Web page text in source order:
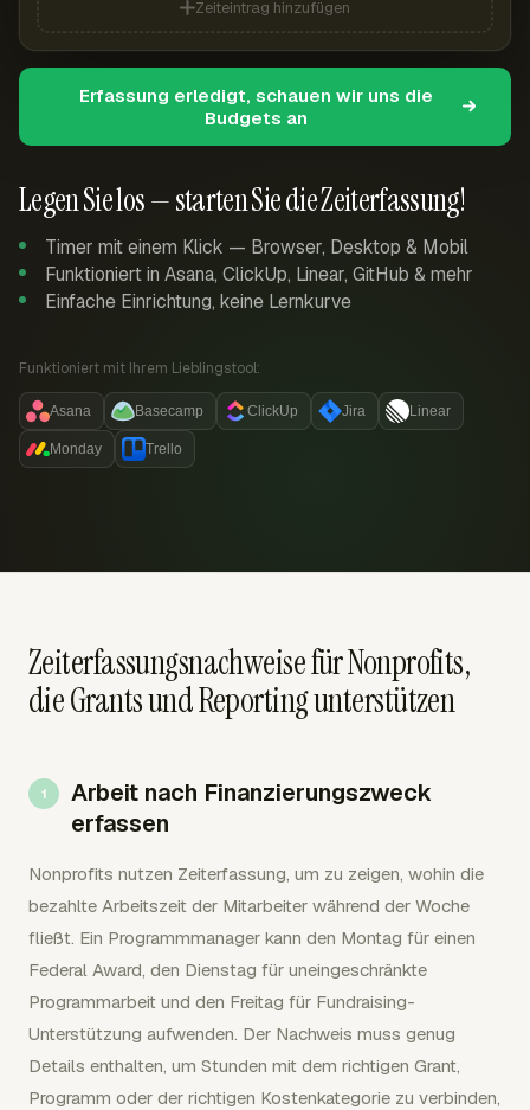
Legen Sie los — starten Sie die Zeiterfassung!
Timer mit einem Klick — Browser, Desktop & Mobil
Funktioniert in Asana, ClickUp, Linear, GitHub & mehr
Einfache Einrichtung, keine Lernkurve
Funktioniert mit Ihrem Lieblingstool:
Asana Basecamp ClickUp Jira Linear
Monday Trello
Zeiteintrag hinzufügen
Erfassung erledigt, schauen wir uns die
Budgets an
Zeiterfassungsnachweise für Nonprofits,
die Grants und Reporting unterstützen
Arbeit nach Finanzierungszweck
erfassen
Nonprofits nutzen Zeiterfassung, um zu zeigen, wohin die
bezahlte Arbeitszeit der Mitarbeiter während der Woche
fließt. Ein Programmmanager kann den Montag für einen
Federal Award, den Dienstag für uneingeschränkte
Programmarbeit und den Freitag für Fundraising-
Unterstützung aufwenden. Der Nachweis muss genug
Details enthalten, um Stunden mit dem richtigen Grant,
Programm oder der richtigen Kostenkategorie zu verbinden,